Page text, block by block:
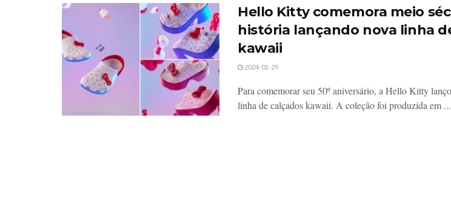
Hello Kitty comemora meio
história lançando nova linha
kawaii
2024-01-29
Para comemorar seu 50º aniversário, a Hello Kitty
linha de calçados kawaii. A coleção foi produzida em ...